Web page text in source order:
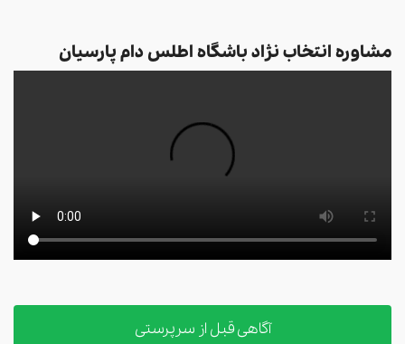
مشاوره انتخاب نژاد باشگاه اطلس دام پارسیان
آگاهی قبل از سرپرستی